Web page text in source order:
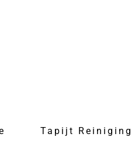
Tapijt Reiniging